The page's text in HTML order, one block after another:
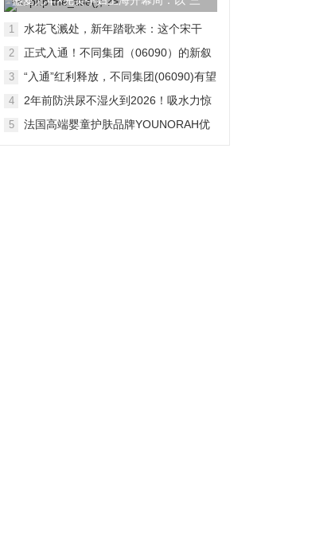
重之光”重塑孕潮时代，让...
1
水花飞溅处，新年踏歌来：这个宋干
2
正式入通！不同集团（06090）的新叙
3
“入通”红利释放，不同集团(06090)有望
4
2年前防洪尿不湿火到2026！吸水力惊
5
法国高端婴童护肤品牌YOUNORAH优